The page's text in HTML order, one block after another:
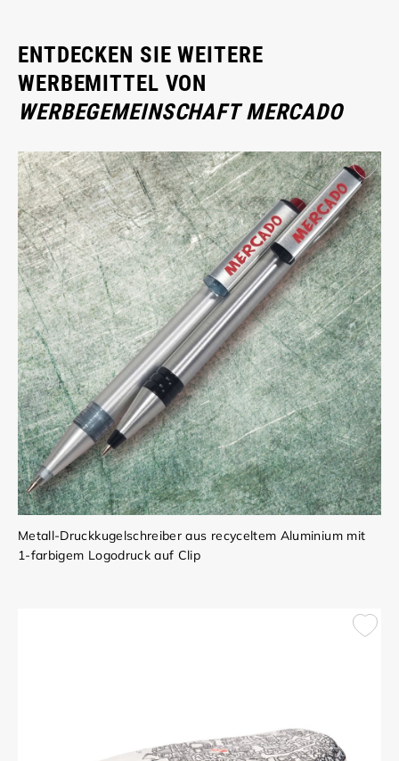
ENTDECKEN SIE WEITERE
WERBEMITTEL VON
WERBEGEMEINSCHAFT MERCADO
Metall-Druckkugelschreiber aus recyceltem Aluminium mit
1-farbigem Logodruck auf Clip